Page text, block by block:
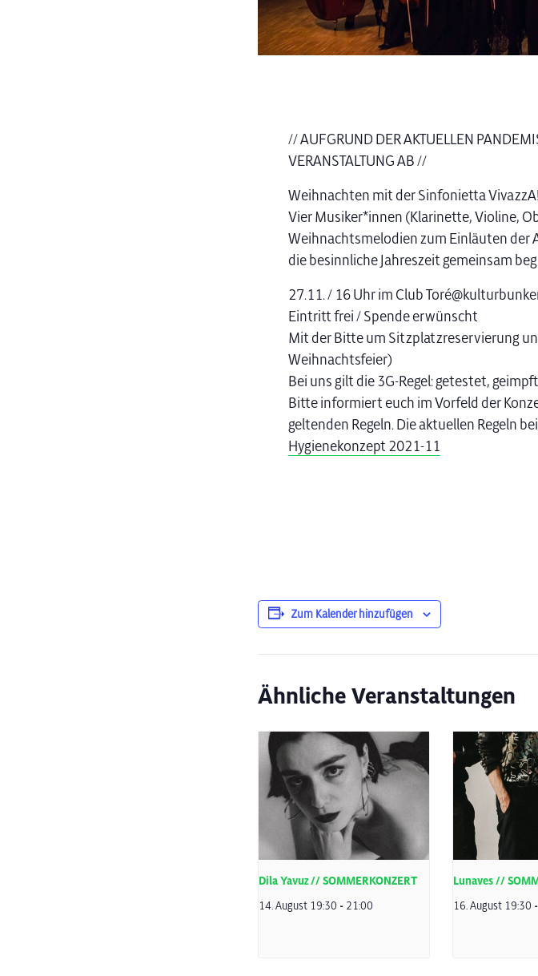
// AUFGRUND DER AKTUELLEN
VERANSTALTUNG AB //
Weihnachten mit der Sinfonietta VivazzA!
Vier Musiker*innen (Klarinette, Violine,
Weihnachtsmelodien zum Einläuten der
die besinnliche Jahreszeit gemeinsam
27.11. / 16 Uhr im Club
Eintritt frei / Spende erwünscht
Mit der Bitte um Sitzplatzreservierung
Weihnachtsfeier)
Bei uns gilt die 3G-Regel: getestet,
Bitte informiert euch im Vorfeld der
geltenden Regeln. Die aktuellen Regeln
Hygienekonzept 2021-11
Zum Kalender hinzufügen
Ähnliche Veranstaltungen
Dila Yavuz // SOMMERKONZERT
14. August 19:30 - 21:00
Lunaves //
16. August 19:30 -